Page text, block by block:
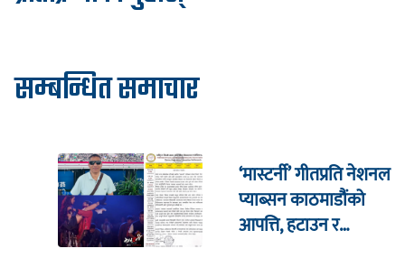
सम्बन्धित समाचार
‘मास्टर्नी’ गीतप्रति नेशनल
प्याब्सन काठमाडौंको
आपत्ति, हटाउन र